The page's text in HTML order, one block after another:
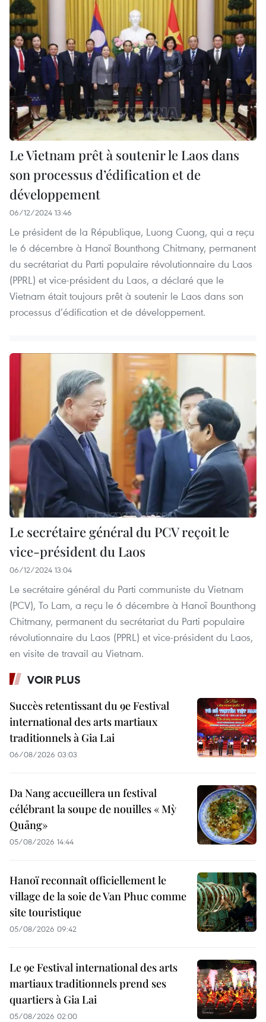
Le Vietnam prêt à soutenir le Laos dans
son processus d’édification et de
développement
06/12/2024 13:46
Le président de la République, Luong Cuong, qui a reçu
le 6 décembre à Hanoï Bounthong Chitmany, permanent
du secrétariat du Parti populaire révolutionnaire du Laos
(PPRL) et vice-président du Laos, a déclaré que le
Vietnam était toujours prêt à soutenir le Laos dans son
processus d’édification et de développement.
Le secrétaire général du PCV reçoit le
vice-président du Laos
06/12/2024 13:04
Le secrétaire général du Parti communiste du Vietnam
(PCV), To Lam, a reçu le 6 décembre à Hanoï Bounthong
Chitmany, permanent du secrétariat du Parti populaire
révolutionnaire du Laos (PPRL) et vice-président du Laos,
en visite de travail au Vietnam.
VOIR PLUS
Succès retentissant du 9e Festival
international des arts martiaux
traditionnels à Gia Lai
06/08/2026 03:03
Da Nang accueillera un festival
célébrant la soupe de nouilles « Mỳ
Quảng»
05/08/2026 14:44
Hanoï reconnaît officiellement le
village de la soie de Van Phuc comme
site touristique
05/08/2026 09:42
Le 9e Festival international des arts
martiaux traditionnels prend ses
quartiers à Gia Lai
05/08/2026 02:00